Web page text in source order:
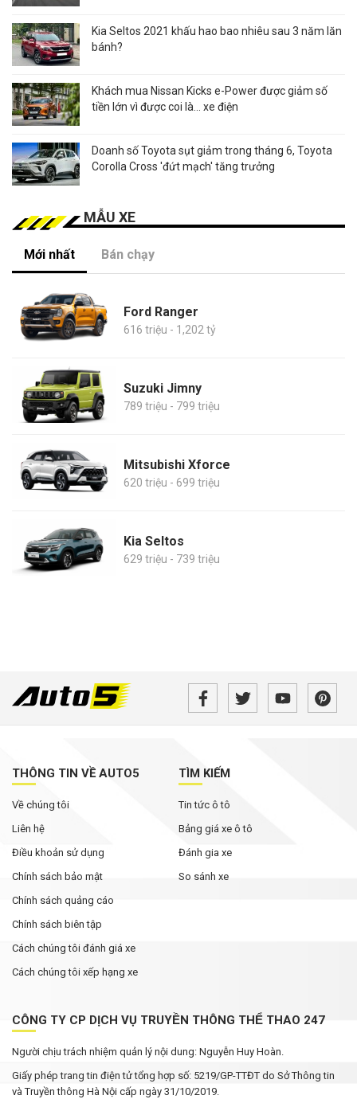
Kia Seltos 2021 khấu hao bao nhiêu sau 3 năm lăn
bánh?
Khách mua Nissan Kicks e-Power được giảm số
tiền lớn vì được coi là... xe điện
Doanh số Toyota sụt giảm trong tháng 6, Toyota
Corolla Cross 'đứt mạch' tăng trưởng
MẪU XE
Mới nhất Bán chạy
Ford Ranger
616 triệu - 1,202 tỷ
Suzuki Jimny
789 triệu - 799 triệu
Mitsubishi Xforce
620 triệu - 699 triệu
Kia Seltos
629 triệu - 739 triệu
THÔNG TIN VỀ AUTO5
Về chúng tôi
Liên hệ
Điều khoản sử dụng
Chính sách bảo mật
Chính sách quảng cáo
Chính sách biên tập
Cách chúng tôi đánh giá xe
Cách chúng tôi xếp hạng xe
TÌM KIẾM
Tin tức ô tô
Bảng giá xe ô tô
Đánh gia xe
So sánh xe
CÔNG TY CP DỊCH VỤ TRUYỀN THÔNG THỂ THAO 247
Người chịu trách nhiệm quản lý nội dung: Nguyễn Huy Hoàn.
Giấy phép trang tin điện tử tổng hợp số: 5219/GP-TTĐT do Sở Thông tin
và Truyền thông Hà Nội cấp ngày 31/10/2019.